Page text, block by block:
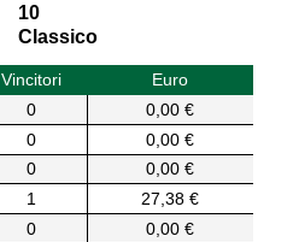
10
Classico
Vincitori
Euro
0
0,00 €
0
0,00 €
0
0,00 €
1
27,38 €
0
0,00 €